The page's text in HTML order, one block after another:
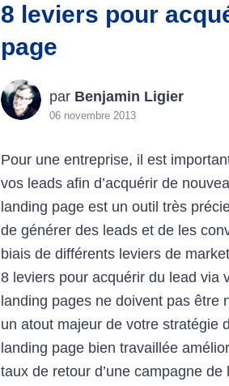
8 leviers pour
page
par Benjamin Ligier
06 novembre 2013
Pour une entreprise, il est
vos leads afin d’acquérir de
landing page est un outil très
de générer des leads et de les
biais de différents leviers de
8 leviers pour acquérir du lead via
landing pages ne doivent pas être
un atout majeur de votre stratégie
landing page bien travaillée
taux de retour d’une campagne